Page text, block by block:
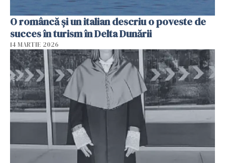
O româncă și un italian descriu o poveste de
succes în turism în Delta Dunării
14 MARTIE 2026